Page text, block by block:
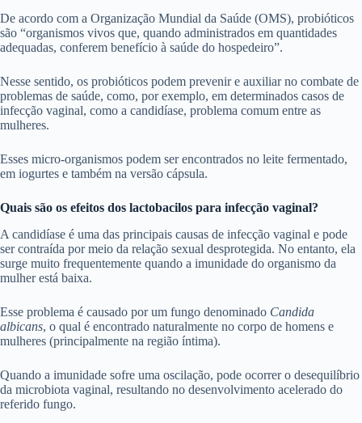
De acordo com a Organização Mundial da Saúde (OMS), probióticos
são “organismos vivos que, quando administrados em quantidades
adequadas, conferem benefício à saúde do hospedeiro”.
Nesse sentido, os probióticos podem prevenir e auxiliar no combate de
problemas de saúde, como, por exemplo, em determinados casos de
infecção vaginal, como a candidíase, problema comum entre as
mulheres.
Esses micro-organismos podem ser encontrados no leite fermentado,
em iogurtes e também na versão cápsula.
Quais são os efeitos dos lactobacilos para infecção vaginal?
A candidíase é uma das principais causas de infecção vaginal e pode
ser contraída por meio da relação sexual desprotegida. No entanto, ela
surge muito frequentemente quando a imunidade do organismo da
mulher está baixa.
Esse problema é causado por um fungo denominado Candida
albicans, o qual é encontrado naturalmente no corpo de homens e
mulheres (principalmente na região íntima).
Quando a imunidade sofre uma oscilação, pode ocorrer o desequilíbrio
da microbiota vaginal, resultando no desenvolvimento acelerado do
referido fungo.